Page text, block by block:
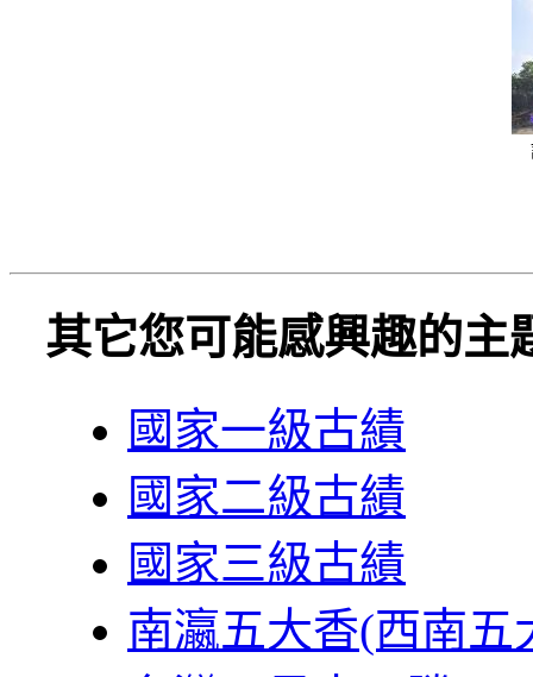
其它您可能感興趣的主
國家一級古績
國家二級古績
國家三級古績
南瀛五大香(西南五